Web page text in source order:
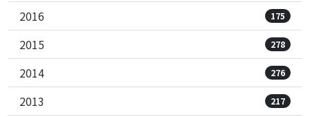
2016 175
2015 278
2014 276
2013 217